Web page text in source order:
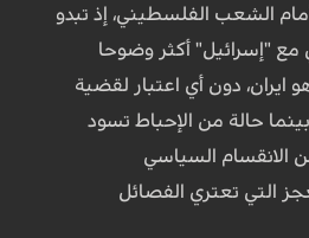
الشعب الفلسطيني، إذ تبدو
مع "إسرائيل" أكثر وضوحا
دون أي اعتبار لقضية
حالة من الإحباط تسود
الانقسام السياسي
التي تعتري الفصائل